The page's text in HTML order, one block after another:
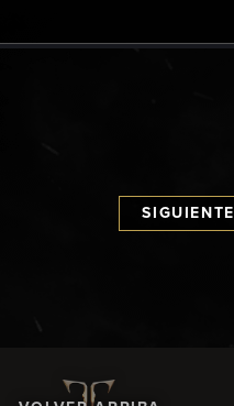
SIGUIENTE